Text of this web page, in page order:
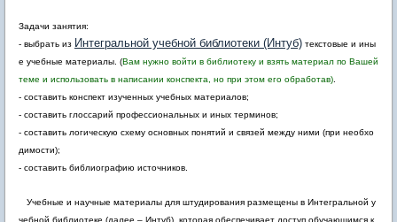
Задачи занятия:
- выбрать из Интегральной учебной библиотеки (Интуб) текстовые и ины
е учебные материалы. (Вам нужно войти в библиотеку и взять материал по Вашей
теме и использовать в написании конспекта, но при этом его обработав)
- составить конспект изученных учебных материалов;
- составить глоссарий профессиональных и иных терминов;
- составить логическую схему основных понятий и связей между ними (при необхо
димости);
- составить библиографию источников.
Учебные и научные материалы для штудирования размещены в Интегральной у
чебной библиотеке (далее – Интуб), которая обеспечивает доступ обучающимся к